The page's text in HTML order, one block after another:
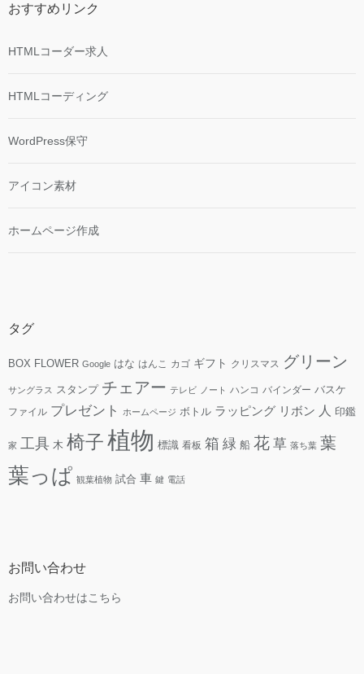
おすすめリンク
HTMLコーダー求人
HTMLコーディング
WordPress保守
アイコン素材
ホームページ作成
タグ
BOX FLOWER Google はな はんこ カゴ ギフト クリスマス グリーン
サングラス スタンプ チェアー テレビ ノート ハンコ バインダー バスケ
ファイル プレゼント ホームページ ボトル ラッピング リボン 人 印鑑
家 工具 木 椅子植物 標識 看板 箱 緑 船 花 草 落ち葉 葉
葉っぱ 観葉植物 試合 車 鍵 電話
お問い合わせ
お問い合わせはこちら